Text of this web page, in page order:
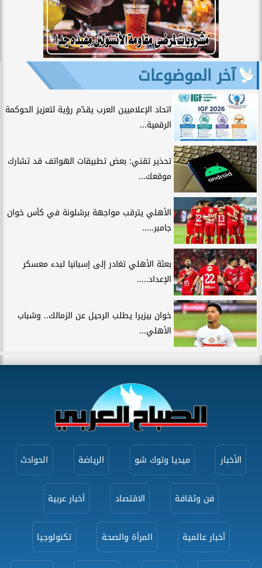
آخر الموضوعات
اتحاد الإعلاميين العرب يقدّم رؤية لتعزيز الحوكمة
الرقمية...
تحذير تقني: بعض تطبيقات الهواتف قد تشارك
موقعك...
الأهلي يترقب مواجهة برشلونة في كأس خوان
جامبر.....
بعثة الأهلي تغادر إلى إسبانيا لبدء معسكر
الإعداد.....
خوان بيزيرا يطلب الرحيل عن الزمالك.. وشباب
الأهلي...
الأخبار ميديا وتوك شو الرياضة الحوادث
فن وثقافة الاقتصاد أخبار عربية
أخبار عالمية المرأة والصحة تكنولوجيا